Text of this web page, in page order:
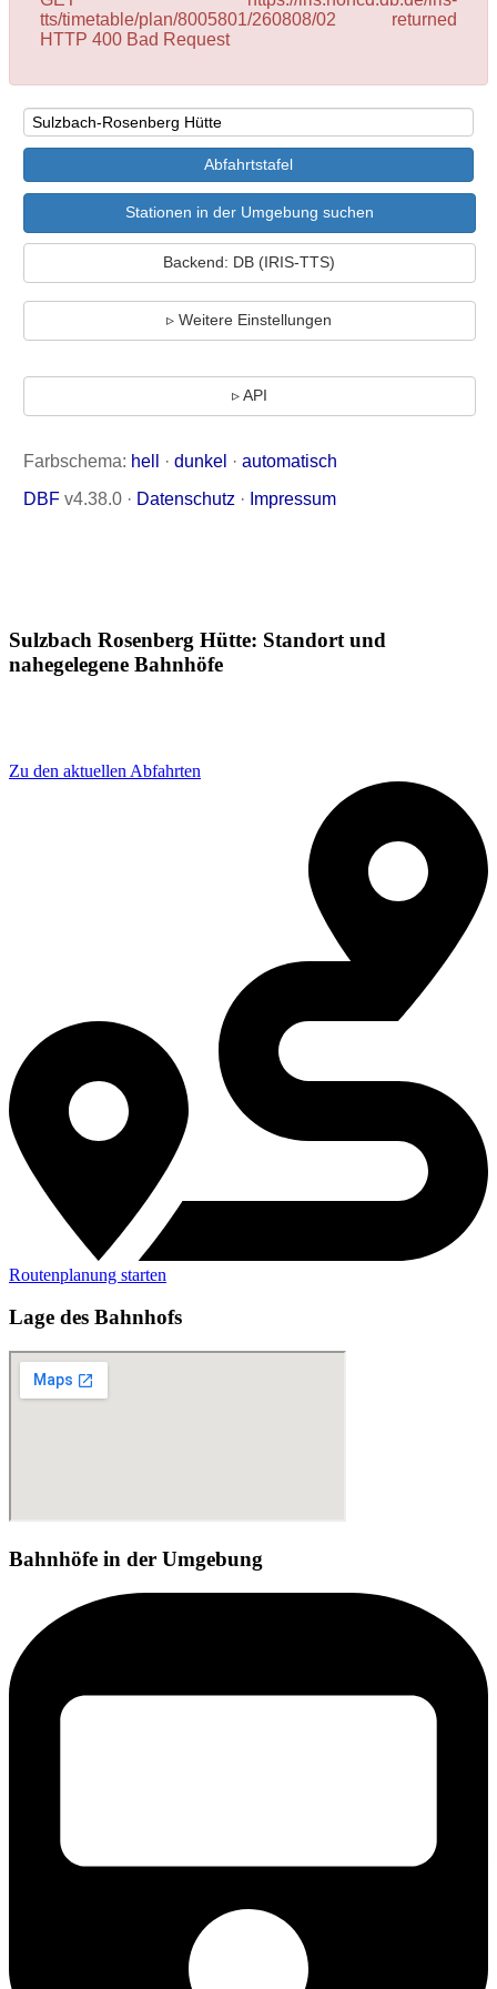
Sulzbach Rosenberg Hütte: Standort und
nahegelegene Bahnhöfe
Zu den aktuellen Abfahrten
Routenplanung starten
Lage des Bahnhofs
Bahnhöfe in der Umgebung